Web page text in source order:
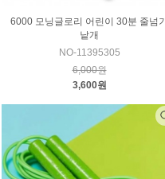
6000 모닝글로리 어린이 30분 줄넘기
낱개
NO-11395305
6,000원
3,600원